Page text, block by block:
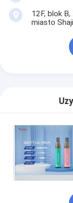
12F, blok
miasto